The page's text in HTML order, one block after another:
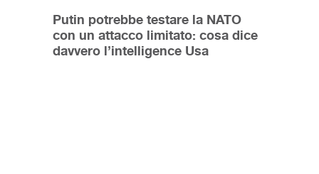
Putin potrebbe testare la NATO
con un attacco limitato: cosa dice
davvero l’intelligence Usa